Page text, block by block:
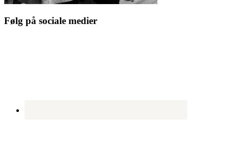
Følg på sociale medier